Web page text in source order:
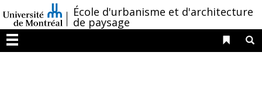
au
contenu
/École d'urbanisme et d'architecture
de paysage
Menu
Liens